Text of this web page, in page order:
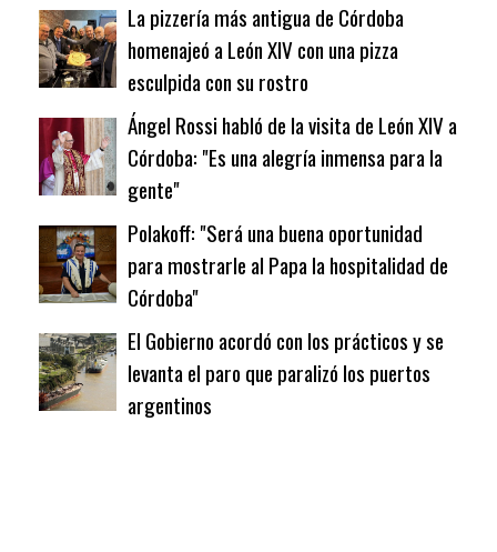
La pizzería más antigua de Córdoba
homenajeó a León XIV con una pizza
esculpida con su rostro
Ángel Rossi habló de la visita de León XIV a
Córdoba: "Es una alegría inmensa para la
gente"
Polakoff: "Será una buena oportunidad
para mostrarle al Papa la hospitalidad de
Córdoba"
El Gobierno acordó con los prácticos y se
levanta el paro que paralizó los puertos
argentinos